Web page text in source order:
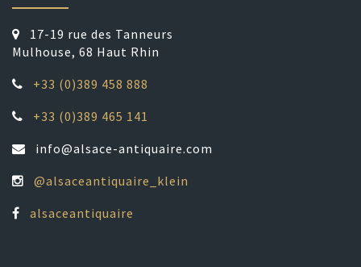
17-19 rue des Tanneurs
Mulhouse, 68 Haut Rhin
+33 (0)389 458 888
+33 (0)389 465 141
info@alsace-antiquaire.com
@alsaceantiquaire_klein
alsaceantiquaire